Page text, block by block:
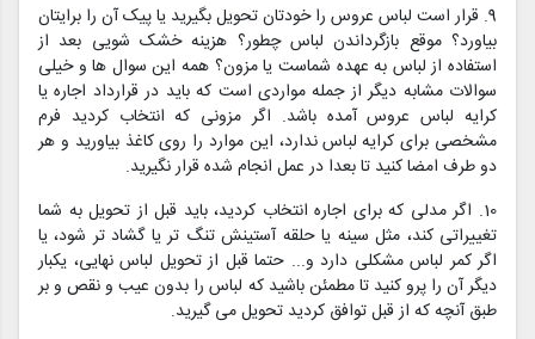
9. قرار است لباس عروس را خودتان تحویل بگیرید یا پیک آن را برایتان
بیاورد؟ موقع بازگرداندن لباس چطور؟ هزینه خشک شویی بعد از
استفاده از لباس به عهده شماست یا مزون؟ همه این سوال ها و خیلی
سوالات مشابه دیگر از جمله مواردی است که باید در قرارداد اجاره یا
کرایه لباس عروس آمده باشد. اگر مزونی که انتخاب کردید فرم
مشخصی برای کرایه لباس ندارد، این موارد را روی کاغذ بیاورید و هر
دو طرف امضا کنید تا بعدا در عمل انجام شده قرار نگیرید.
10. اگر مدلی که برای اجاره انتخاب کردید، باید قبل از تحویل به شما
تغییراتی کند، مثل سینه یا حلقه آستینش تنگ تر یا گشاد تر شود، یا
اگر کمر لباس مشکلی دارد و... حتما قبل از تحویل لباس نهایی، یکبار
دیگر آن را پرو کنید تا مطمئن باشید که لباس را بدون عیب و نقص و بر
طبق آنچه که از قبل توافق کردید تحویل می گیرید.